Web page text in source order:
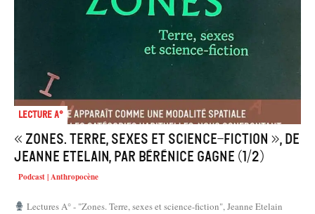
Lecture A°
« Zones. Terre, sexes et science-fiction », de
Jeanne Etelain, par Bérénice Gagne (1/2)
Podcast | Anthropocène
Lectures A° - "Zones. Terre, sexes et science-fiction", Jeanne Etelain